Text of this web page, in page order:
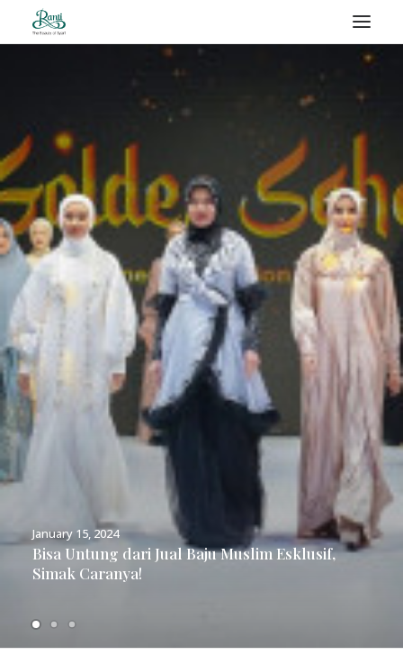
January 15, 2024
Bisa Untung dari Jual Baju Muslim Esklusif,
Simak Caranya!